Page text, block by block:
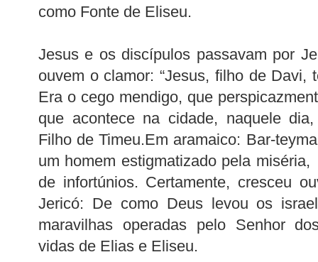
como Fonte de Eliseu.
Jesus e os discípulos passavam por
ouvem o clamor: “Jesus, filho de Davi,
Era o cego mendigo, que
que acontece na cidade, naquele
Filho de Timeu.Em aramaico: Bar-
um homem estigmatizado pela
de infortúnios. Certamente, cresceu
Jericó: De como Deus levou os
maravilhas operadas pelo Senhor
vidas de Elias e Eliseu.